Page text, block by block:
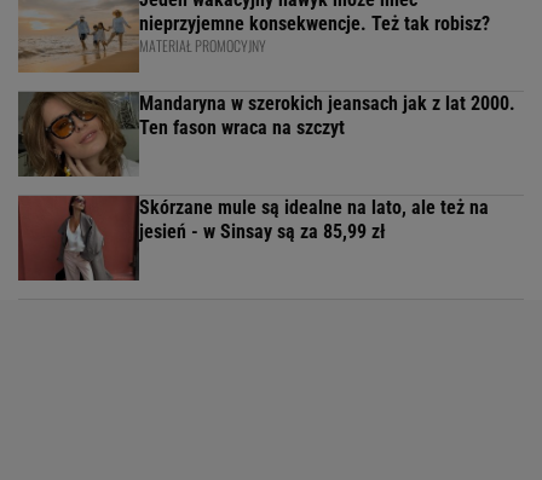
nieprzyjemne konsekwencje. Też tak robisz?
MATERIAŁ PROMOCYJNY
Mandaryna w szerokich jeansach jak z lat 2000.
Ten fason wraca na szczyt
Skórzane mule są idealne na lato, ale też na
jesień - w Sinsay są za 85,99 zł